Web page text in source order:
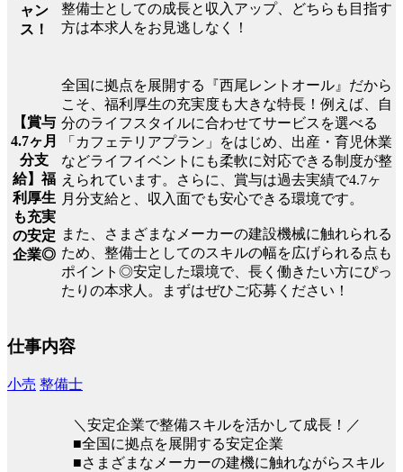
ャン
ス！
整備士としての成長と収入アップ、どちらも目指す
方は本求人をお見逃しなく！
【賞与
4.7ヶ月
分支
給】福
利厚生
も充実
の安定
企業◎
全国に拠点を展開する『西尾レントオール』だから
こそ、福利厚生の充実度も大きな特長！例えば、自
分のライフスタイルに合わせてサービスを選べる
「カフェテリアプラン」をはじめ、出産・育児休業
などライフイベントにも柔軟に対応できる制度が整
えられています。さらに、賞与は過去実績で4.7ヶ
月分支給と、収入面でも安心できる環境です。
また、さまざまなメーカーの建設機械に触れられる
ため、整備士としてのスキルの幅を広げられる点も
ポイント◎安定した環境で、長く働きたい方にぴっ
たりの本求人。まずはぜひご応募ください！
仕事内容
小売 整備士
＼安定企業で整備スキルを活かして成長！／
■全国に拠点を展開する安定企業
■さまざまなメーカーの建機に触れながらスキル